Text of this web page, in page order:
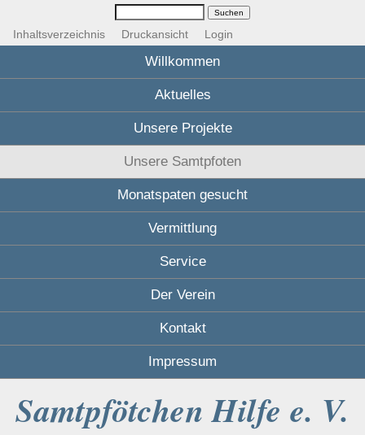
Inhaltsverzeichnis Druckansicht Login
Willkommen
Aktuelles
Unsere Projekte
Unsere Samtpfoten
Monatspaten gesucht
Vermittlung
Service
Der Verein
Kontakt
Impressum
Samtpfötchen Hilfe e. V.